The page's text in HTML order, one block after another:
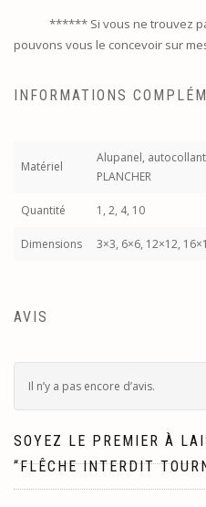
****** Si vous ne trouvez pas
pouvons vous le concevoir sur
INFORMATIONS
Matériel
Alupanel, autocollant
PLANCHER
Quantité 1, 2, 4, 10
Dimensions 3×3, 6×6, 12×12,
AVIS
Il n’y a pas encore d’avis.
SOYEZ LE PREMIER À
“FLÊCHE INTERDIT